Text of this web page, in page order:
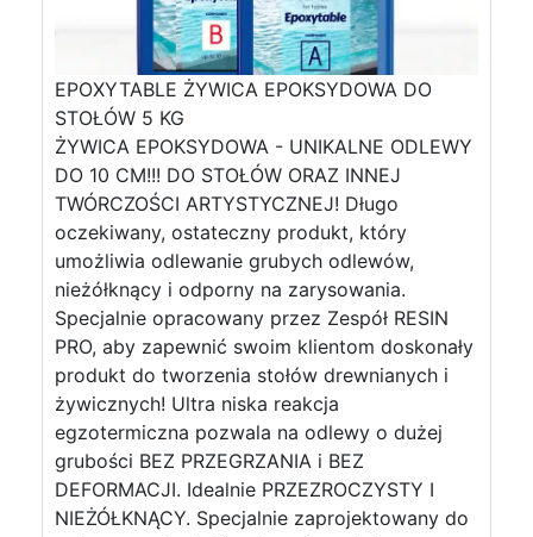
EPOXYTABLE ŻYWICA EPOKSYDOWA DO
STOŁÓW 5 KG
ŻYWICA EPOKSYDOWA - UNIKALNE ODLEWY
DO 10 CM!!! DO STOŁÓW ORAZ INNEJ
TWÓRCZOŚCI ARTYSTYCZNEJ! Długo
oczekiwany, ostateczny produkt, który
umożliwia odlewanie grubych odlewów,
nieżółknący i odporny na zarysowania.
Specjalnie opracowany przez Zespół RESIN
PRO, aby zapewnić swoim klientom doskonały
produkt do tworzenia stołów drewnianych i
żywicznych! Ultra niska reakcja
egzotermiczna pozwala na odlewy o dużej
grubości BEZ PRZEGRZANIA i BEZ
DEFORMACJI. Idealnie PRZEZROCZYSTY I
NIEŻÓŁKNĄCY. Specjalnie zaprojektowany do